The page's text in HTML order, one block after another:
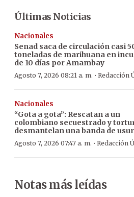
Últimas Noticias
Nacionales
Senad saca de circulación casi
toneladas de marihuana en
de 10 días por Amambay
Agosto 7, 2026 08:21 a. m. · Redacción
Nacionales
“Gota a gota”: Rescatan a un
colombiano secuestrado y
desmantelan una banda de
Agosto 7, 2026 07:47 a. m. · Redacción
Notas más leídas